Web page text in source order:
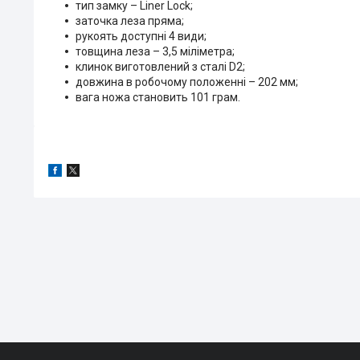
тип замку – Liner Lock;
заточка леза пряма;
рукоять доступні 4 види;
товщина леза – 3,5 міліметра;
клинок виготовлений з сталі D2;
довжина в робочому положенні – 202 мм;
вага ножа становить 101 грам.